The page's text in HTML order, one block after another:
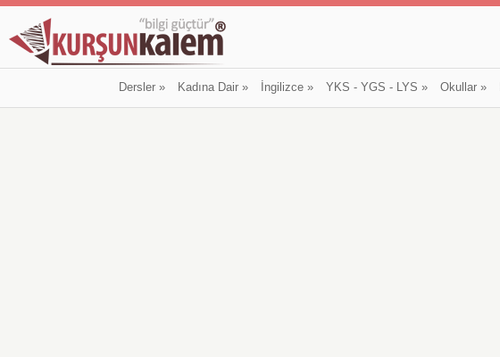
Dersler» Kadına Dair» İngilizce» YKS - YGS - LYS » Okullar»